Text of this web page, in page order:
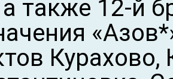
а также 12-й
Курахово,